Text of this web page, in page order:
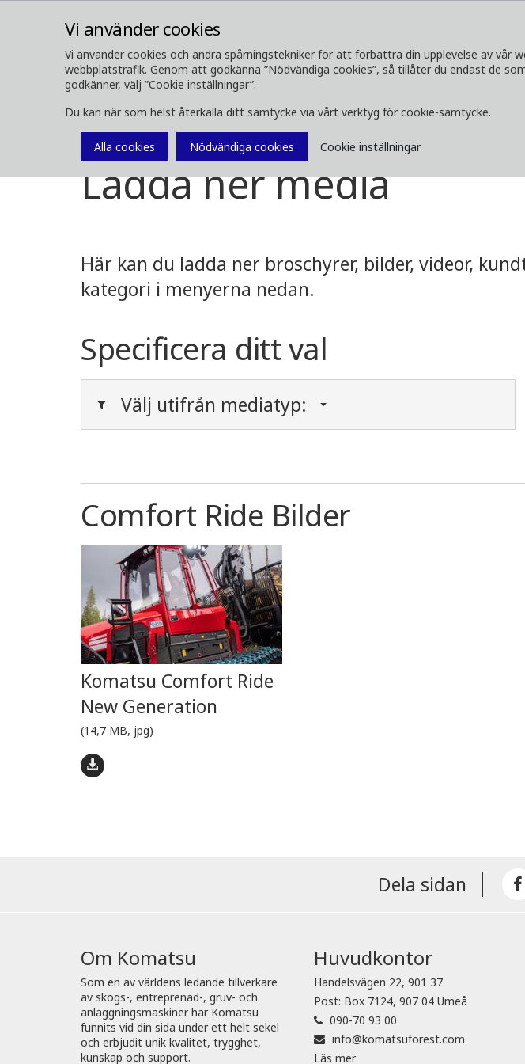
Vi använder cookies
Vi använder cookies och andra spårningstekniker för att förbättra din upplevelse av
webbplatstrafik. Genom att godkänna ”Nödvändiga cookies”, så tillåter du endast de
godkänner, välj ”Cookie inställningar”.
Du kan när som helst återkalla ditt samtycke via vårt verktyg för cookie-samtycke.
Alla cookies Nödvändiga cookies Cookie inställningar
OM OSS SKOGSMASKINER
Media Ladda ner media
Ladda ner media
Här kan du ladda ner broschyrer, bilder, videor,
kategori i menyerna nedan.
Specificera ditt val
Välj utifrån mediatyp:
Comfort Ride Bilder
Komatsu Comfort Ride
New Generation
(14,7 MB, jpg)
Dela sidan
Om Komatsu
Som en av världens ledande tillverkare
av skogs-, entreprenad-, gruv- och
anläggningsmaskiner har Komatsu
funnits vid din sida under ett helt sekel
och erbjudit unik kvalitet, trygghet,
kunskap och support.
Huvudkontor
Handelsvägen 22, 901 37
Post: Box 7124, 907 04 Umeå
090-70 93 00
info@komatsuforest.com
Läs mer